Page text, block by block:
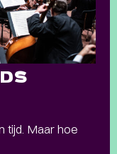
tijd. Maar hoe